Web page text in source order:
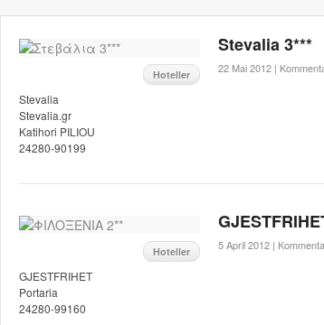
Hoteller
Stevalia 3***
22 Mai 2012 |
Stevalia
Stevalia.gr
Katihori PILIOU
24280-90199
Hoteller 5 April 2012 |
GJESTFRIHET
Portaria
24280-99160